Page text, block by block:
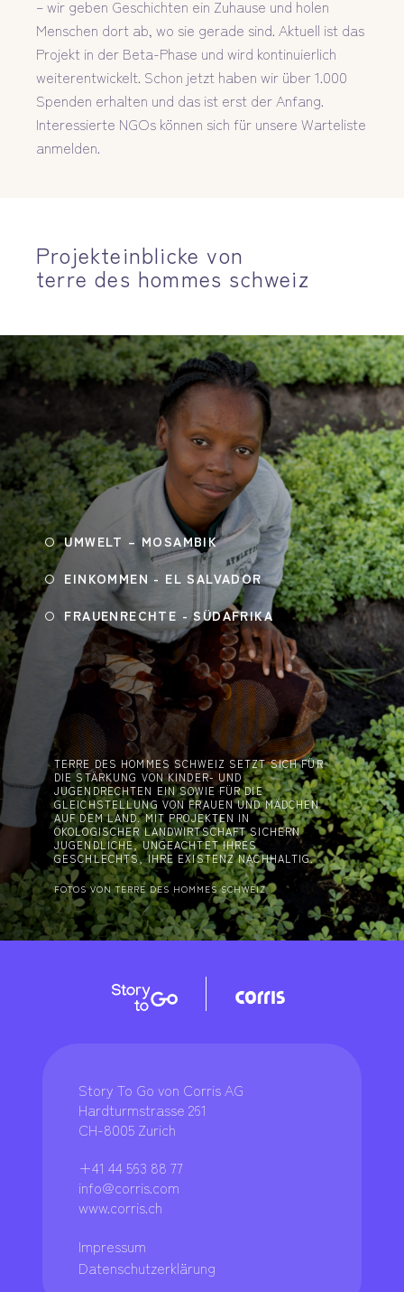
– wir geben Geschichten ein Zuhause und holen
Menschen dort ab, wo sie gerade sind. Aktuell ist das
Projekt in der Beta-Phase und wird kontinuierlich
weiterentwickelt. Schon jetzt haben wir über 1.000
Spenden erhalten und das ist erst der Anfang.
Interessierte NGOs können sich für unsere Warteliste
anmelden.
Projekteinblicke von
terre des hommes schweiz
UMWELT – MOSAMBIK
EINKOMMEN - EL SALVADOR
FRAUENRECHTE - SÜDAFRIKA
TERRE DES HOMMES SCHWEIZ SETZT SICH FÜR
DIE STÄRKUNG VON KINDER- UND
JUGENDRECHTEN EIN SOWIE FÜR DIE
GLEICHSTELLUNG VON FRAUEN UND MÄDCHEN
AUF DEM LAND. MIT PROJEKTEN IN
ÖKOLOGISCHER LANDWIRTSCHAFT SICHERN
JUGENDLICHE, UNGEACHTET IHRES
GESCHLECHTS, IHRE EXISTENZ NACHHALTIG.
FOTOS VON TERRE DES HOMMES SCHWEIZ
Story To Go von Corris AG
Hardturmstrasse 261
CH-8005 Zurich
+41 44 563 88 77
info@corris.com
www.corris.ch
Impressum
Datenschutzerklärung